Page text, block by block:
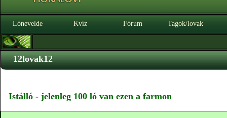
Lónevelde Kvíz Fórum Tagok/lovak
12lovak12
Istálló - jelenleg 100 ló van ezen a farmon